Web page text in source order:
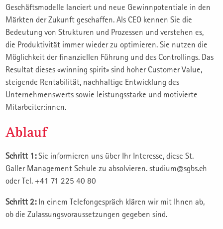
Geschäftsmodelle lanciert und neue Gewinnpotentiale in den
Märkten der Zukunft geschaffen. Als CEO kennen Sie die
Bedeutung von Strukturen und Prozessen und verstehen es,
die Produktivität immer wieder zu optimieren. Sie nutzen die
Möglichkeit der finanziellen Führung und des Controllings. Das
Resultat dieses «winning spirit» sind hoher Customer Value,
steigende Rentabilität, nachhaltige Entwicklung des
Unternehmenswerts sowie leistungsstarke und motivierte
Mitarbeiter:innen.
Ablauf
Schritt 1:Sie informieren uns über Ihr Interesse, diese St.
Galler Management Schule zu absolvieren. studium@sgbs.ch
oder Tel. +41 71 225 40 80
Schritt 2:In einem Telefongespräch klären wir mit Ihnen ab,
ob die Zulassungsvoraussetzungen gegeben sind.